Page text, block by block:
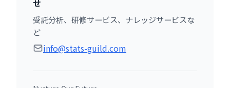
せ
受託分析、研修サービス、ナレッジサービスな
ど
info@stats-guild.com